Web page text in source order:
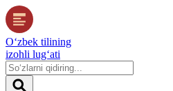
O‘zbek tilining
izohli lug‘ati